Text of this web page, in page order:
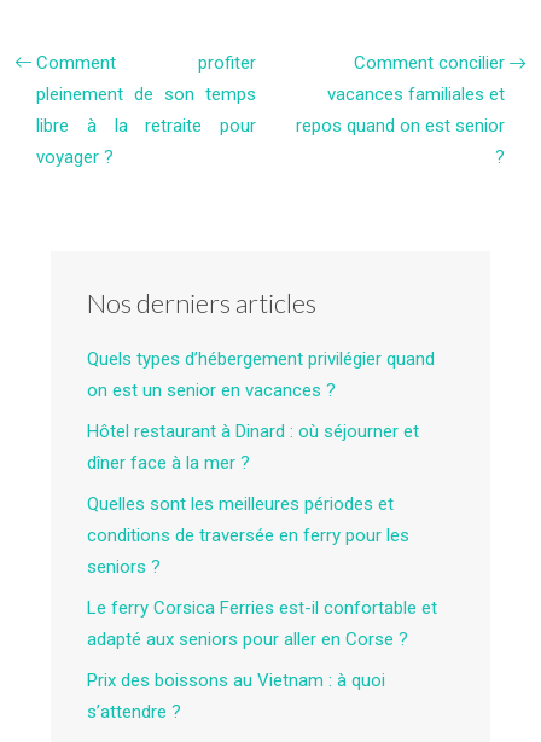
Comment profiter
pleinement de son temps
libre à la retraite pour
voyager ?
Comment concilier
vacances familiales et
repos quand on est senior
?
Nos derniers articles
Quels types d’hébergement privilégier quand
on est un senior en vacances ?
Hôtel restaurant à Dinard : où séjourner et
dîner face à la mer ?
Quelles sont les meilleures périodes et
conditions de traversée en ferry pour les
seniors ?
Le ferry Corsica Ferries est-il confortable et
adapté aux seniors pour aller en Corse ?
Prix des boissons au Vietnam : à quoi
s’attendre ?